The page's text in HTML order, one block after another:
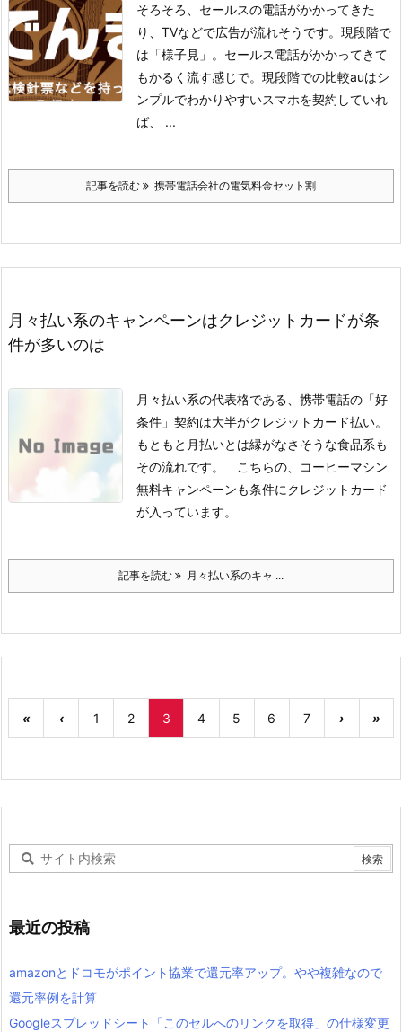
そろそろ、セールスの電話がかかってきた
り、TVなどで広告が流れそうです。 現段階で
は「様子見」。セールス電話がかかってきて
もかるく流す感じで。 現段階での比較auはシ
ンプルでわかりやすいスマホを契約していれ
ば、 ...
記事を読む 携帯電話会社の電気料金セット割
月々払い系のキャンペーンはクレジットカードが条
件が多いのは
月々払い系の代表格である、携帯電話の「好
条件」契約は大半がクレジットカード払い。
もともと月払いとは縁がなさそうな食品系も
その流れです。 こちらの、コーヒーマシン
無料キャンペーンも条件にクレジットカード
が入っています。
記事を読む 月々払い系のキャ ...
« ‹ 1 2 3 4 5 6 7 › »
最近の投稿
amazonとドコモがポイント協業で還元率アップ。やや複雑なので
還元率例を計算
Googleスプレッドシート「このセルへのリンクを取得」の仕様変更